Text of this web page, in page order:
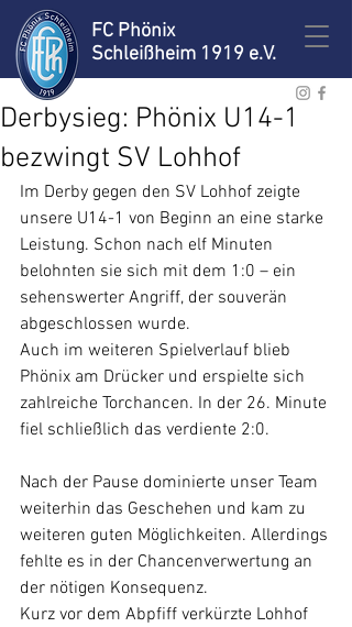
FC Phönix
Schleißheim 1919 e.V.
Derbysieg: Phönix U14-1
bezwingt SV Lohhof
Im Derby gegen den SV Lohhof zeigte
unsere U14-1 von Beginn an eine starke
Leistung. Schon nach elf Minuten
belohnten sie sich mit dem 1:0 – ein
sehenswerter Angriff, der souverän
abgeschlossen wurde.
Auch im weiteren Spielverlauf blieb
Phönix am Drücker und erspielte sich
zahlreiche Torchancen. In der 26. Minute
fiel schließlich das verdiente 2:0.
Nach der Pause dominierte unser Team
weiterhin das Geschehen und kam zu
weiteren guten Möglichkeiten. Allerdings
fehlte es in der Chancenverwertung an
der nötigen Konsequenz.
Kurz vor dem Abpfiff verkürzte Lohhof